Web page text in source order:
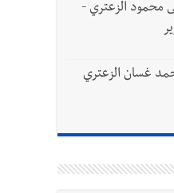
يعيش كل هذا الألم؟ وإلى متى
محمود الزعتري -
غسان الزعتري